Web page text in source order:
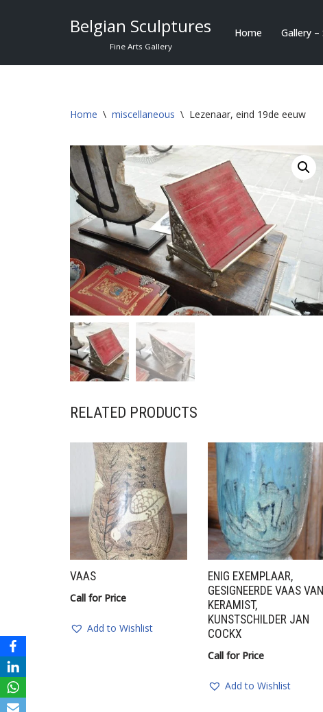
content
Belgian Sculptures
Fine Arts Gallery
Home Gallery –
Home \ miscellaneous \ Lezenaar, eind 19de eeuw
RELATED PRODUCTS
VAAS
Call for Price
Add to Wishlist
ENIG EXEMPLAAR,
GESIGNEERDE VAAS VAN
KERAMIST,
KUNSTSCHILDER JAN
COCKX
Call for Price
Add to Wishlist